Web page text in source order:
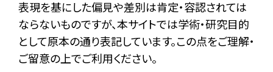
表現を基にした偏見や差別は肯定・容認されては
ならないものですが、本サイトでは学術・研究目的
として原本の通り表記しています。この点をご理解・
ご留意の上でご利用ください。